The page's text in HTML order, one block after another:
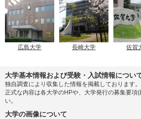
広島大学 長崎大学 佐賀
大学基本情報および受験・入試情報につい
独自調査により収集した情報を掲載しております。
正式な内容は各大学のHPや、大学発行の募集要項
い。
大学の画像について